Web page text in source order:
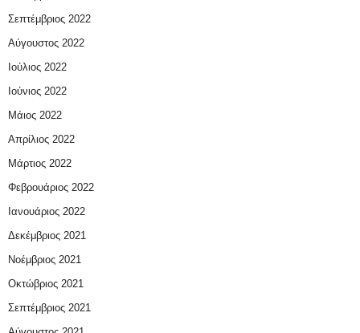
Σεπτέμβριος 2022
Αύγουστος 2022
Ιούλιος 2022
Ιούνιος 2022
Μάιος 2022
Απρίλιος 2022
Μάρτιος 2022
Φεβρουάριος 2022
Ιανουάριος 2022
Δεκέμβριος 2021
Νοέμβριος 2021
Οκτώβριος 2021
Σεπτέμβριος 2021